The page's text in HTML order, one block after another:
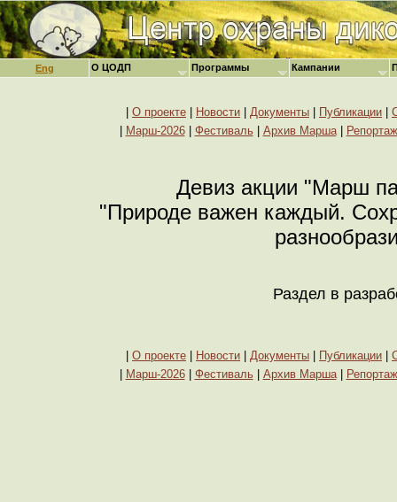
Eng
О проекте Новости Документы Публикации
Марш-2026| Фестиваль| Архив Марша|
Девиз акции "Марш
"Природе важен каждый.
Раздел в
О проекте Новости Документы Публикации
Марш-2026| Фестиваль| Архив Марша|
О ЦОДП Программы Кампании